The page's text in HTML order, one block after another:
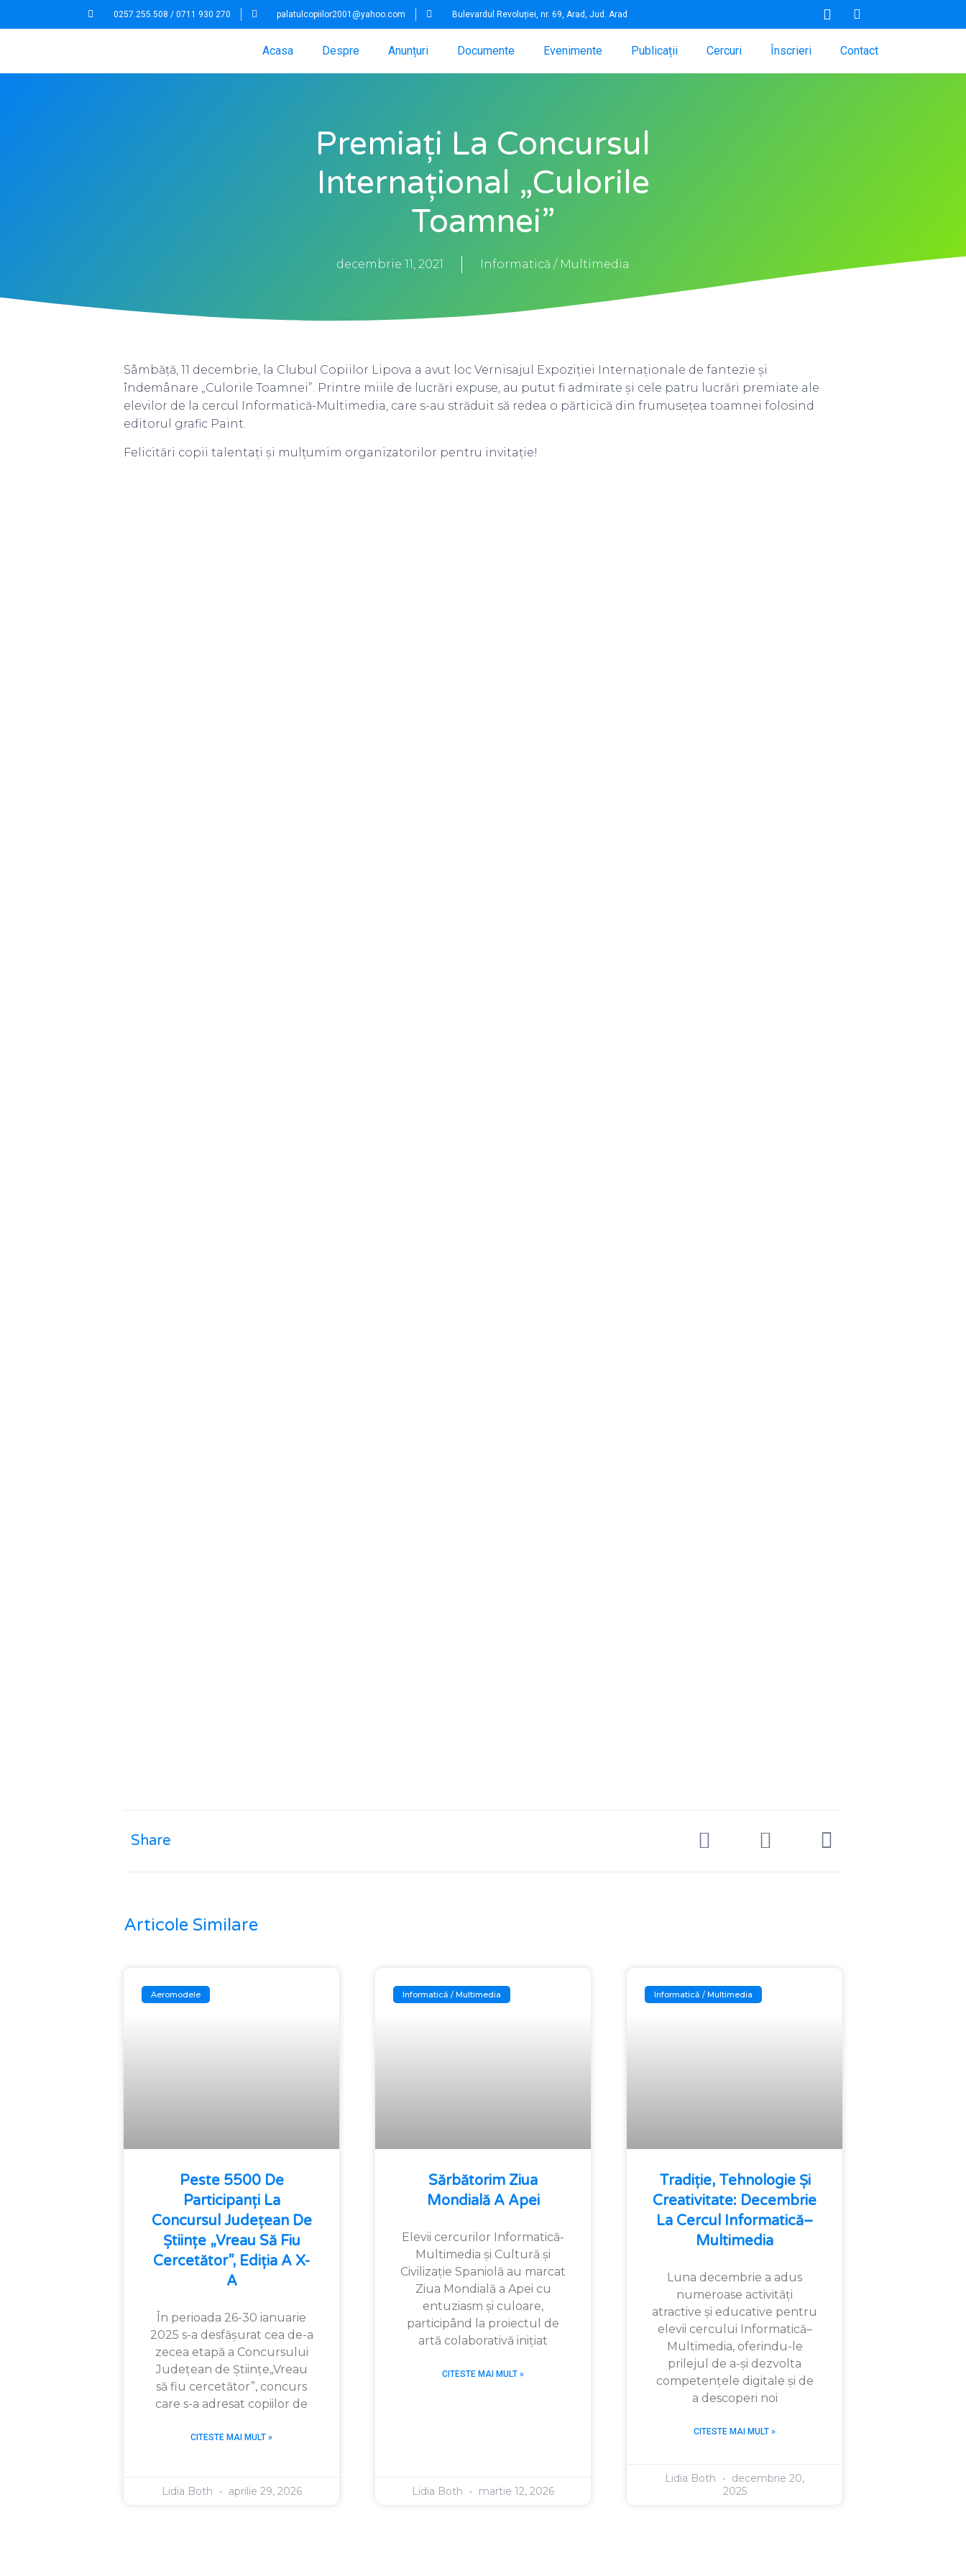
0257.255.508 / 0711 930 270 palatulcopiilor2001@yahoo.com Bulevardul Revoluției, nr. 69, Arad, Jud. Arad
Acasa Despre Anunțuri Documente Evenimente Publicații Cercuri Înscrieri Contact
Premiați La Concursul
Internațional „Culorile
Toamnei”
decembrie 11, 2021 Informatică / Multimedia
Sâmbăță, 11 decembrie, la Clubul Copiilor Lipova a avut loc Vernisajul Expoziției Internaționale de fantezie și
îndemânare „Culorile Toamnei”. Printre miile de lucrări expuse, au putut fi admirate și cele patru lucrări premiate ale
elevilor de la cercul Informatică-Multimedia, care s-au străduit să redea o părticică din frumusețea toamnei folosind
editorul grafic Paint.
Felicitări copii talentați și mulțumim organizatorilor pentru invitație!
Share
Articole Similare
Aeromodele
Peste 5500 De
Participanți La
Concursul Județean De
Științe „Vreau Să Fiu
Cercetător”, Ediția A X-
A
În perioada 26-30 ianuarie
2025 s-a desfășurat cea de-a
zecea etapă a Concursului
Județean de Științe„Vreau
să fiu cercetător”, concurs
care s-a adresat copiilor de
CITESTE MAI MULT »
Lidia Both aprilie 29, 2026
Informatică / Multimedia
Sărbătorim Ziua
Mondială A Apei
Elevii cercurilor Informatică-
Multimedia și Cultură și
Civilizație Spaniolă au marcat
Ziua Mondială a Apei cu
entuziasm și culoare,
participând la proiectul de
artă colaborativă inițiat
CITESTE MAI MULT »
Lidia Both martie 12, 2026
Informatică / Multimedia
Tradiție, Tehnologie Și
Creativitate: Decembrie
La Cercul Informatică–
Multimedia
Luna decembrie a adus
numeroase activități
atractive și educative pentru
elevii cercului Informatică–
Multimedia, oferindu-le
prilejul de a-și dezvolta
competențele digitale și de
a descoperi noi
CITESTE MAI MULT »
Lidia Both
decembrie 20,
2025